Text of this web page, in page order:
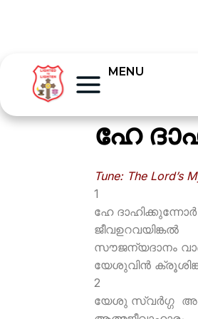
MENU
ഹേ
Tune: The Lord’s
1
ഹേ
ജീവഉറവയിങ്കല്‍
സൗജന്യദാനം
യേശുവിന്‍
2
യേശു സ്വര്‍ഗ്ഗ